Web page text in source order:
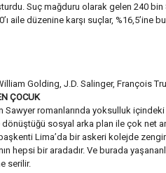
Suç mağduru olarak gelen 240 bin
aile düzenine karşı suçlar, %16,5’ine
Golding, J.D. Salinger, François
ÇOCUK
Sawyer romanlarında yoksulluk içindeki
sosyal arka plan ile çok net
Lima’da bir askeri kolejde
hepsi bir aradadır. Ve burada
serilir.